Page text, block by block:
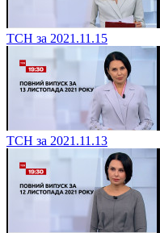
ТСН за 2021.11.15
ТСН за 2021.11.13